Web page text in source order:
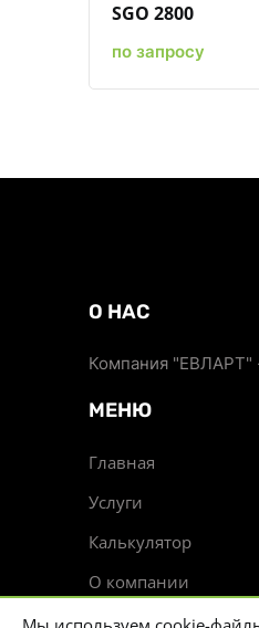
SGO 2800
по запросу
О НАС
Компания "ЕВЛАРТ"
МЕНЮ
Главная
Услуги
Калькулятор
О компании
Доставка